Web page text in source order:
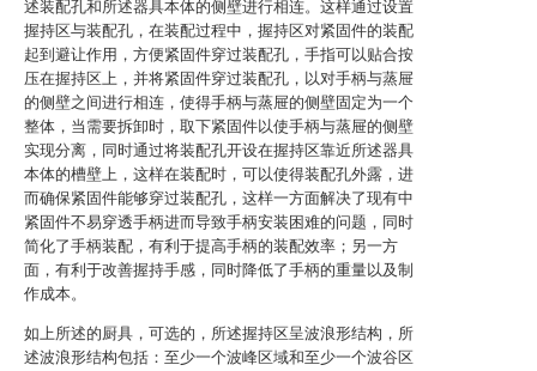
述装配孔和所述器具本体的侧壁进行相连。这样通过设置
握持区与装配孔，在装配过程中，握持区对紧固件的装配
起到避让作用，方便紧固件穿过装配孔，手指可以贴合按
压在握持区上，并将紧固件穿过装配孔，以对手柄与蒸屉
的侧壁之间进行相连，使得手柄与蒸屉的侧壁固定为一个
整体，当需要拆卸时，取下紧固件以使手柄与蒸屉的侧壁
实现分离，同时通过将装配孔开设在握持区靠近所述器具
本体的槽壁上，这样在装配时，可以使得装配孔外露，进
而确保紧固件能够穿过装配孔，这样一方面解决了现有中
紧固件不易穿透手柄进而导致手柄安装困难的问题，同时
简化了手柄装配，有利于提高手柄的装配效率；另一方
面，有利于改善握持手感，同时降低了手柄的重量以及制
作成本。
如上所述的厨具，可选的，所述握持区呈波浪形结构，所
述波浪形结构包括：至少一个波峰区域和至少一个波谷区